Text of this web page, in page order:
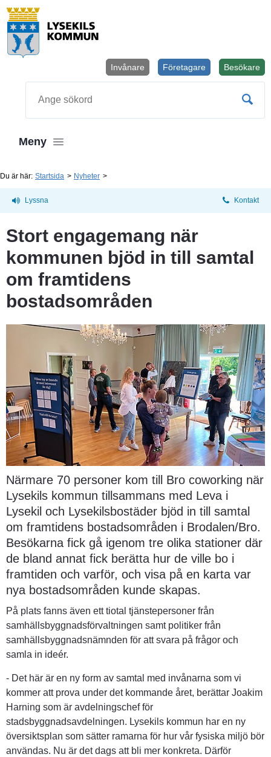
Besökare
Företagare
Invånare
Meny
Du är här: Startsida Nyheter
Lyssna Kontakt
Stort engagemang när
kommunen bjöd in till samtal
om framtidens
bostadsområden
Närmare 70 personer kom till Bro coworking när
Lysekils kommun tillsammans med Leva i
Lysekil och Lysekilsbostäder bjöd in till samtal
om framtidens bostadsområden i Brodalen/Bro.
Besökarna fick gå igenom tre olika stationer där
de bland annat fick berätta hur de ville bo i
framtiden och varför, och visa på en karta var
nya bostadsområden kunde skapas.
På plats fanns även ett tiotal tjänstepersoner från
samhällsbyggnadsförvaltningen samt politiker från
samhällsbyggnadsnämnden för att svara på frågor och
samla in ideér.
- Det här är en ny form av samtal med invånarna som vi
kommer att prova under det kommande året, berättar Joakim
Harning som är avdelningschef för
stadsbyggnadsavdelningen. Lysekils kommun har en ny
översiktsplan som sätter ramarna för hur vår fysiska miljö bör
användas. Nu är det dags att bli mer konkreta. Därför